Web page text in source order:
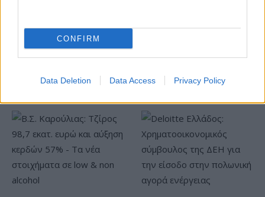
CONFIRM
Data Deletion Data Access Privacy Policy
Ελληνική Αναπτυξιακή Τράπεζα: Με «προίκα» 2 δισ. ευρώ
ανοίγει δρόμο για δάνεια έως 5 δισ. σε μικρομεσαίες